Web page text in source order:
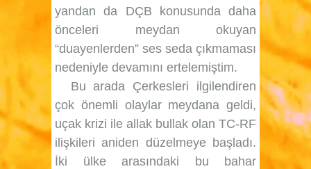
yandan da DÇB konusunda daha
önceleri meydan okuyan
“duayenlerden” ses seda çıkmaması
nedeniyle devamını ertelemiştim.
Bu arada Çerkesleri ilgilendiren
çok önemli olaylar meydana geldi,
uçak krizi ile allak bullak olan TC-RF
ilişkileri aniden düzelmeye başladı.
İki ülke arasındaki bu bahar